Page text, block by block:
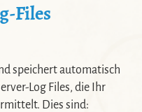
Files
speichert automatisch
Log Files, die Ihr
Dies sind: